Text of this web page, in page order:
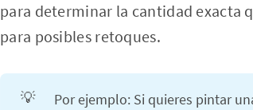
para determinar la cantidad exacta
para posibles retoques.
💡
Por ejemplo: Si quieres pintar